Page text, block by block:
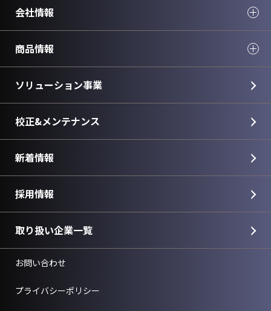
会社情報
商品情報
ソリューション事業
校正&メンテナンス
新着情報
採用情報
取り扱い企業一覧
お問い合わせ
プライバシーポリシー